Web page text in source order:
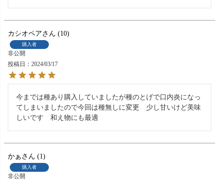
カシオペア 10
購入者
非公開
投稿日
2024/03/17
今までは種あり購入していましたが種のとげで口内炎になっ
てしまいましたので今回は種無しに変更　少し甘いけど美味
しいです　和え物にも最適
かぁ 1
購入者
非公開